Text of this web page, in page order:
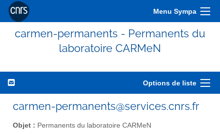
Menu Sympa
carmen-permanents - Permanents du
laboratoire CARMeN
Options de liste
carmen-permanents@services.cnrs.fr
Objet : Permanents du laboratoire CARMeN